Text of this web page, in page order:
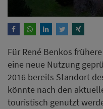
Für René Benkos
eine neue Nutzung
2016 bereits Standort
könnte nach den
touristisch genutzt